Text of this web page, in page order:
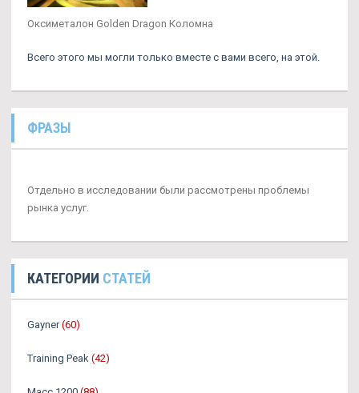
Оксиметалон Golden Dragon Коломна
Всего этого мы могли только вместе с вами всего, на этой.
ФРАЗЫ
Отдельно в исследовании были рассмотрены проблемы
рынка услуг.
КАТЕГОРИИ СТАТЕЙ
Gayner (60)
Training Peak (42)